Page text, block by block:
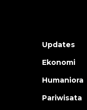
Updates
Ekonomi
Humaniora
Pariwisata